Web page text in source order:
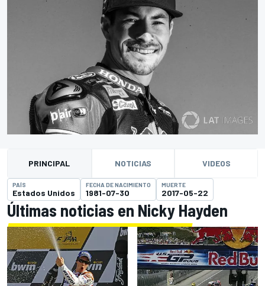
PRINCIPAL NOTICIAS VIDEOS
PAÍS
Estados Unidos
FECHA DE NACIMIENTO
1981-07-30
MUERTE
2017-05-22
Últimas noticias en Nicky Hayden